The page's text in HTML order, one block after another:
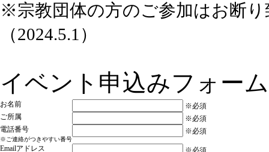
※宗教団体の方のご参加はお断
（2024.5.1）
イベント申込みフォーム
お名前
※必須
ご所属
※必須
電話番号
※ご連絡がつきやすい番号
※必須
Emailアドレス
※必須